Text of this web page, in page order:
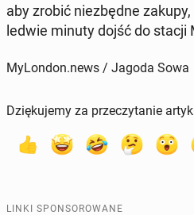
aby zrobić nie­zbęd­ne
le­d­wie minuty dojść do stacji
MyLondon.news / Jagoda Sowa
Dziękujemy za przeczytanie
LINKI SPONSOROWANE